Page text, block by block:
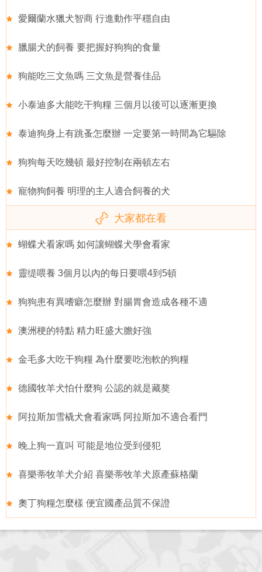
愛爾蘭水獵犬智商 行進動作平穩自由
臘腸犬的飼養 要把握好狗狗的食量
狗能吃三文魚嗎 三文魚是營養佳品
小泰迪多大能吃干狗糧 三個月以後可以逐漸更換
泰迪狗身上有跳蚤怎麼辦 一定要第一時間為它驅除
狗狗每天吃幾頓 最好控制在兩頓左右
寵物狗飼養 明理的主人適合飼養的犬
大家都在看
蝴蝶犬看家嗎 如何讓蝴蝶犬學會看家
靈缇喂養 3個月以內的每日要喂4到5頓
狗狗患有異嗜癖怎麼辦 對腸胃會造成各種不適
澳洲梗的特點 精力旺盛大膽好強
金毛多大吃干狗糧 為什麼要吃泡軟的狗糧
德國牧羊犬怕什麼狗 公認的就是藏獒
阿拉斯加雪橇犬會看家嗎 阿拉斯加不適合看門
晚上狗一直叫 可能是地位受到侵犯
喜樂蒂牧羊犬介紹 喜樂蒂牧羊犬原產蘇格蘭
奧丁狗糧怎麼樣 便宜國產品質不保證